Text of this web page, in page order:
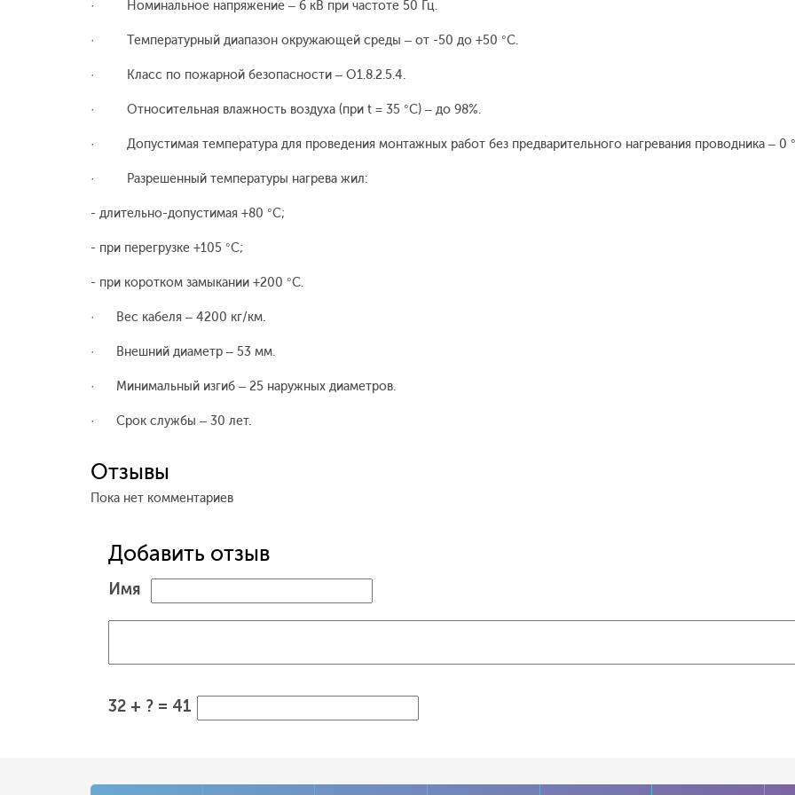
· Номинальное напряжение – 6 кВ при частоте 50 Гц.
· Температурный диапазон окружающей среды – от -50 до +50 °C.
· Класс по пожарной безопасности – О1.8.2.5.4.
· Относительная влажность воздуха (при t = 35 °C) – до 98%.
· Допустимая температура для проведения монтажных работ без предварительного нагревания проводника – 0
· Разрешенный температуры нагрева жил:
- длительно-допустимая +80 °C;
- при перегрузке +105 °C;
- при коротком замыкании +200 °C.
· Вес кабеля – 4200 кг/км.
· Внешний диаметр – 53 мм.
· Минимальный изгиб – 25 наружных диаметров.
· Срок службы – 30 лет.
Отзывы
Пока нет комментариев
Добавить отзыв
Имя
32 + ? = 41